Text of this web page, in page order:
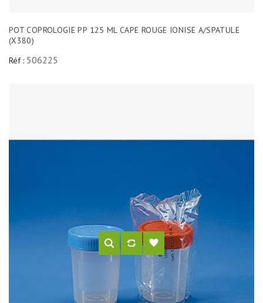
POT COPROLOGIE PP 125 ML CAPE ROUGE IONISE A/SPATULE
(X380)
Réf : 506225